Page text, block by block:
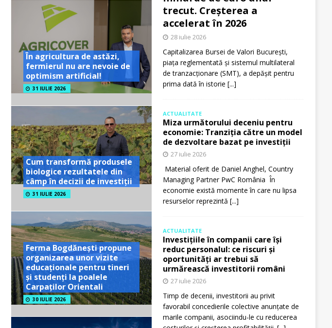
În agricultura de astăzi,
fermierul nu are nevoie de
optimism artificial!
31 IULIE 2026
Cum transformă produsele
biologice rezultatele din
câmp în decizii de investiții
31 IULIE 2026
Ferma Bogdănești propune
organizarea unor vizite
educaționale pentru tineri
și studenți la poalele
Carpaților Orientali
30 IULIE 2026
trecut. Creșterea a
accelerat în 2026
28 iulie 2026
Capitalizarea Bursei de Valori București,
piața reglementată și sistemul multilateral
de tranzacționare (SMT), a depășit pentru
prima dată în istorie [...]
ACTUALITATE
Miza următorului deceniu pentru
economie: Tranziția către un model
de dezvoltare bazat pe investiții
27 iulie 2026
Material oferit de Daniel Anghel, Country
Managing Partner PwC România În
economie există momente în care nu lipsa
resurselor reprezintă [...]
ACTUALITATE
Investițiile în companii care își
reduc personalul: ce riscuri și
oportunități ar trebui să
urmărească investitorii români
27 iulie 2026
Timp de decenii, investitorii au privit
favorabil concedierile colective anunțate de
marile companii, asociindu-le cu reducerea